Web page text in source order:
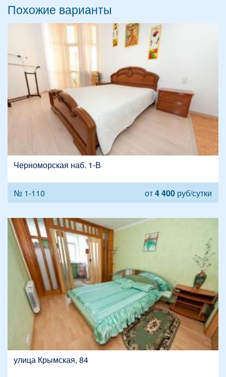
Похожие варианты
Черноморская наб. 1-В
№ 1-110 от4 400 руб/сутки
улица Крымская, 84